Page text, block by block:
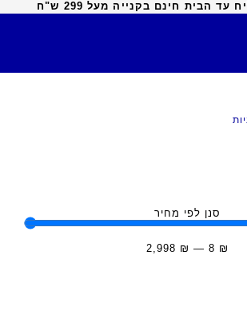
הבית חינם בקנייה מעל 299 ש"ח
סנן לפי מחיר
₪
8
—
₪
2,998